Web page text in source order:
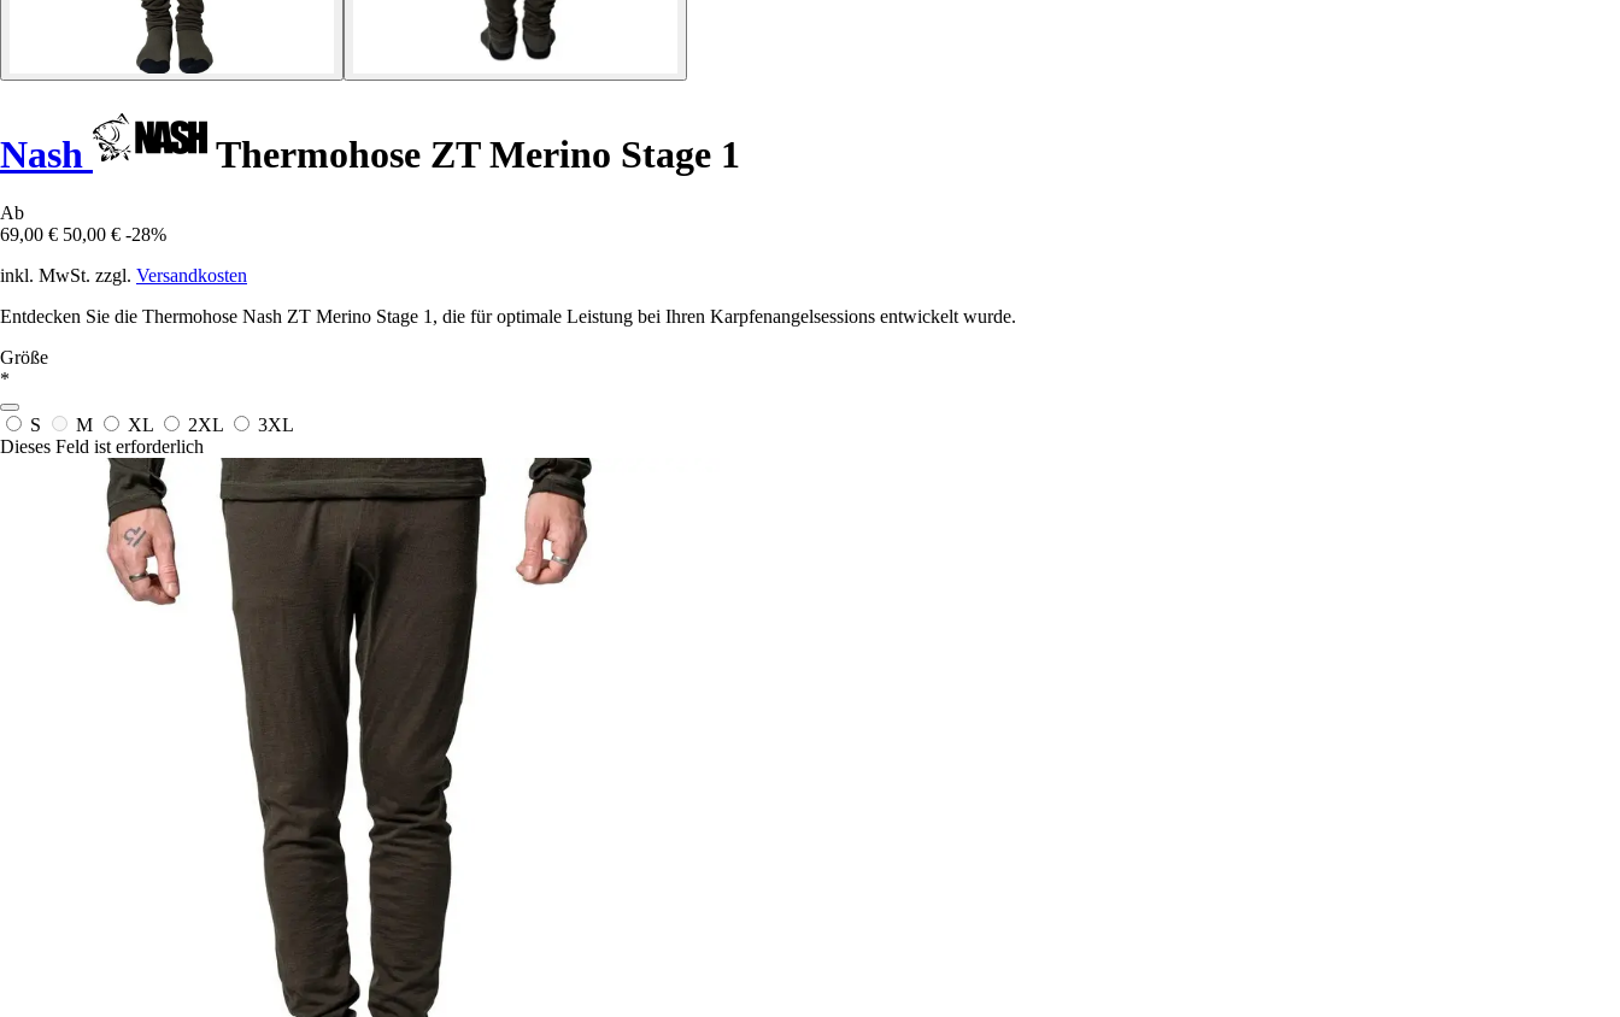
Nash Thermohose ZT Merino Stage 1
Ab
69,00 € 50,00 € -28%
inkl. MwSt. zzgl. Versandkosten
Entdecken Sie die Thermohose Nash ZT Merino Stage 1, die für optimale Leistung bei Ihren Karpfenangelsessions entwickelt wurde.
Größe
*
S M XL 2XL
3XL
Dieses Feld ist erforderlich